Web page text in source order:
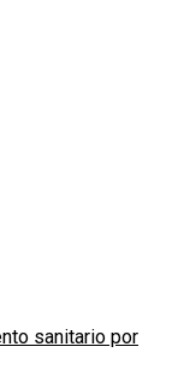
sanitario por